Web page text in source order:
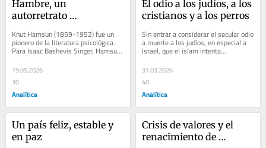
Hambre, un
autorretrato
Knut Hamsun (1859-1952) fue un
pionero de la literatura psicológica.
Para Isaac Bashevis Singer, Hamsun
19.05.2026
30
Analítica
El odio a los judíos, a los
cristianos y a los perros
Sin entrar a considerar el secular odio
a muerte a los judíos, en especial a
Israel, que el islam intenta…
31.03.2026
40
Analítica
Un país feliz, estable y
en paz
Crisis de valores y el
renacimiento de